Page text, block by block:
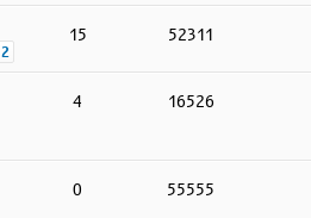
2
15 52311
4 16526
0 55555